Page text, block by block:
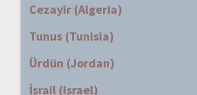
Cezayir (Algeria)
Tunus (Tunisia)
Ürdün (Jordan)
İsrail (Israel)